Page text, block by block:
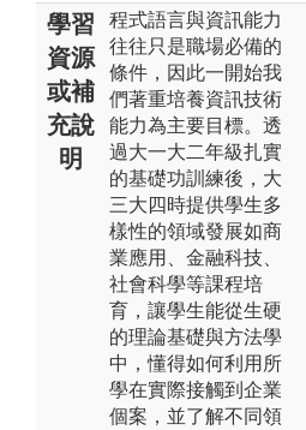
學習
資源
或補
充說
明
程式語言與資訊能力
往往只是職場必備的
條件，因此一開始我
們著重培養資訊技術
能力為主要目標。透
過大一大二年級扎實
的基礎功訓練後，大
三大四時提供學生多
樣性的領域發展如商
業應用、金融科技、
社會科學等課程培
育，讓學生能從生硬
的理論基礎與方法學
中，懂得如何利用所
學在實際接觸到企業
個案，並了解不同領